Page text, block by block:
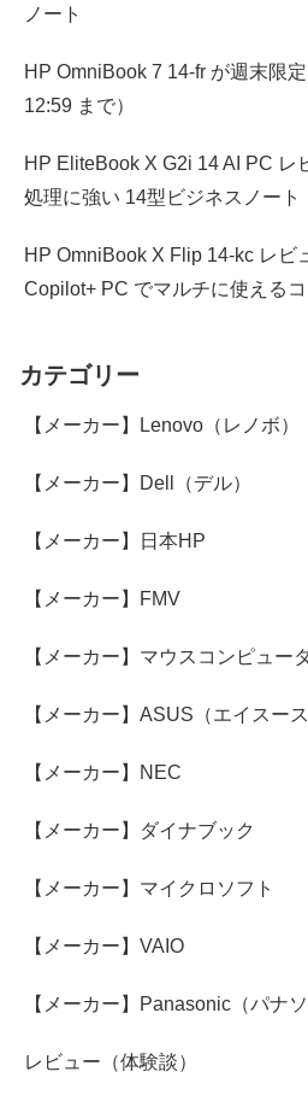
ノート
HP OmniBook 7 14-fr が週末限
12:59 まで）
HP EliteBook X G2i 14 AI PC レ
処理に強い 14型ビジネスノート
HP OmniBook X Flip 14-kc レビ
Copilot+ PC でマルチに使える
カテゴリー
【メーカー】Lenovo（レノボ）
【メーカー】Dell（デル）
【メーカー】日本HP
【メーカー】FMV
【メーカー】マウスコンピュー
【メーカー】ASUS（エイスース
【メーカー】NEC
【メーカー】ダイナブック
【メーカー】マイクロソフト
【メーカー】VAIO
【メーカー】Panasonic（パナソ
レビュー（体験談）